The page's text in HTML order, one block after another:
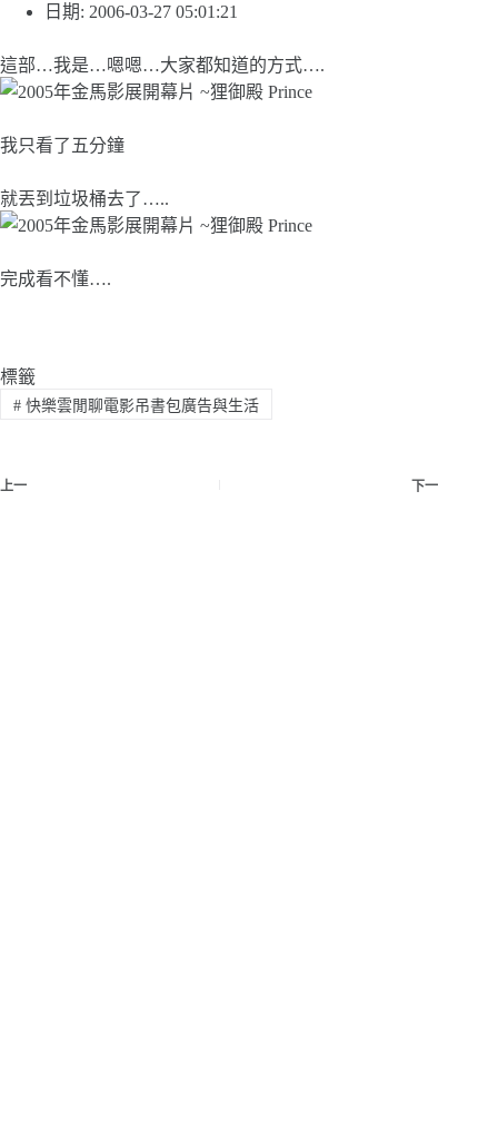
日期: 2006-03-27 05:01:21
這部…我是…嗯嗯…大家都知道的方式….
我只看了五分鐘
就丟到垃圾桶去了…..
完成看不懂….
標籤
#快樂雲閒聊電影吊書包廣告與生活
上一 下一